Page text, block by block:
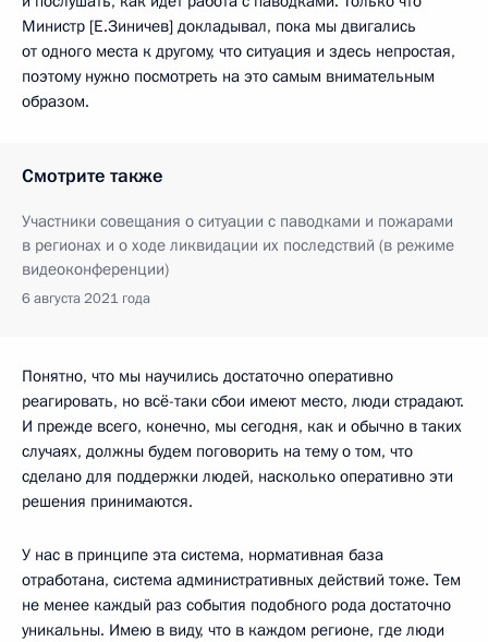
Министр [Е.Зиничев] докладывал, пока мы двигались
от одного места к другому, что ситуация и здесь непростая,
поэтому нужно посмотреть на это самым внимательным
образом.
Смотрите также
Участники совещания о ситуации с паводками и пожарами
в регионах и о ходе ликвидации их последствий (в режиме
видеоконференции)
6 августа 2021 года
Понятно, что мы научились достаточно оперативно
реагировать, но всё-таки сбои имеют место, люди страдают.
И прежде всего, конечно, мы сегодня, как и обычно в таких
случаях, должны будем поговорить на тему о том, что
сделано для поддержки людей, насколько оперативно эти
решения принимаются.
У нас в принципе эта система, нормативная база
отработана, система административных действий тоже. Тем
не менее каждый раз события подобного рода достаточно
уникальны. Имею в виду, что в каждом регионе, где люди